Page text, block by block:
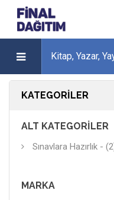
KATEGORILER
ALT KATEGORILER
Sınavlara Hazırlık -
MARKA